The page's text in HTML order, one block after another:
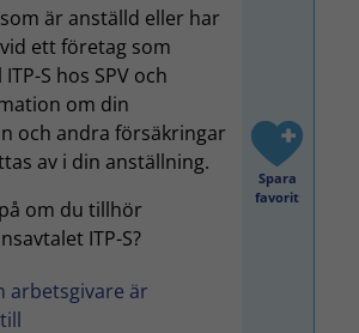
är anställd eller har
ett företag som
S hos SPV och
om din
och andra försäkringar
av i din anställning.
om du tillhör
ITP-S?
arbetsgivare är
Spara
favorit